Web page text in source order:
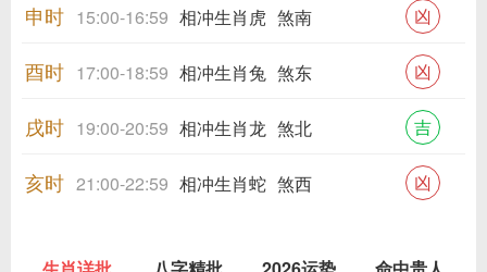
申时 15:00-16:59 相冲生肖虎 煞南 凶
酉时 17:00-18:59 相冲生肖兔 煞东 凶
戌时 19:00-20:59 相冲生肖龙 煞北 吉
亥时 21:00-22:59 相冲生肖蛇 煞西 凶